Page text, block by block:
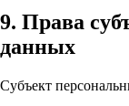
9. Права
данных
Субъект